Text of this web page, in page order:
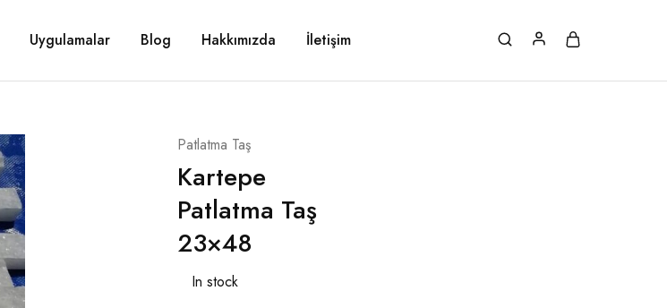
Uygulamalar Blog Hakkımızda İletişim
Patlatma Taş
Kartepe
Patlatma Taş
23×48
In stock